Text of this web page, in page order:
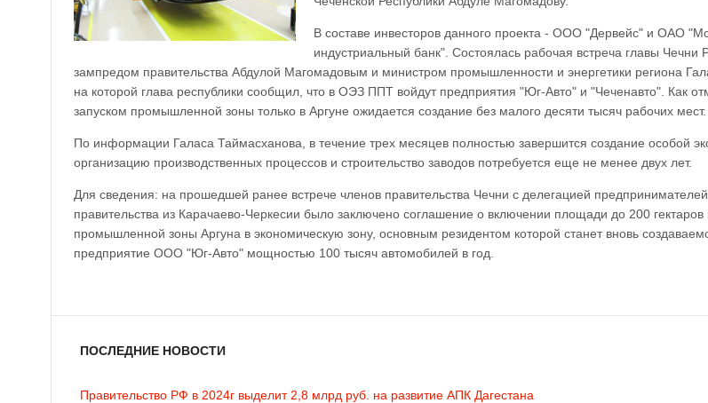
В составе инвесторов данного проекта - ООО "Дервейс" и ОАО
индустриальный банк". Состоялась рабочая встреча главы Чечни
зампредом правительства Абдулой Магомадовым и министром промышленности и энергетики региона
на которой глава республики сообщил, что в ОЭЗ ППТ войдут предприятия "Юг-Авто" и "Чеченавто". Как
запуском промышленной зоны только в Аргуне ожидается создание без малого десяти тысяч рабочих мест.
По информации Галаса Таймасханова, в течение трех месяцев полностью завершится создание особой
организацию производственных процессов и строительство заводов потребуется еще не менее двух лет.
Для сведения: на прошедшей ранее встрече членов правительства Чечни с делегацией
правительства из Карачаево-Черкесии было заключено соглашение о включении площади до 200 гектаров
промышленной зоны Аргуна в экономическую зону, основным резидентом которой станет вновь
предприятие ООО "Юг-Авто" мощностью 100 тысяч автомобилей в год.
ПОСЛЕДНИЕ НОВОСТИ
Правительство РФ в 2024г выделит 2,8 млрд руб. на развитие АПК Дагестана